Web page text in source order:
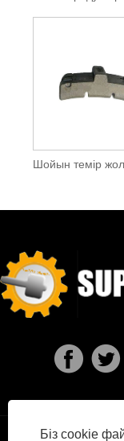
Біз cookie